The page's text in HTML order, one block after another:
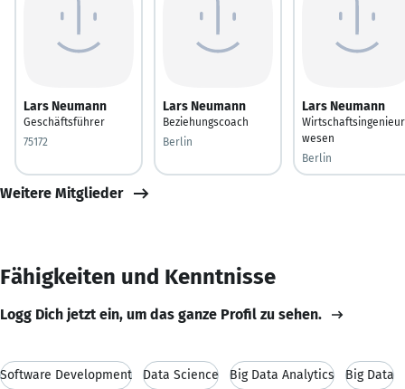
Lars Neumann
Geschäftsführer
75172
Lars Neumann
Beziehungscoach
Berlin
Lars Neumann
Wirtschaftsingenieur
wesen
Berlin
Weitere Mitglieder
Fähigkeiten und Kenntnisse
Logg Dich jetzt ein, um das ganze Profil zu sehen.
Software Development Data Science Big Data Analytics Big Data